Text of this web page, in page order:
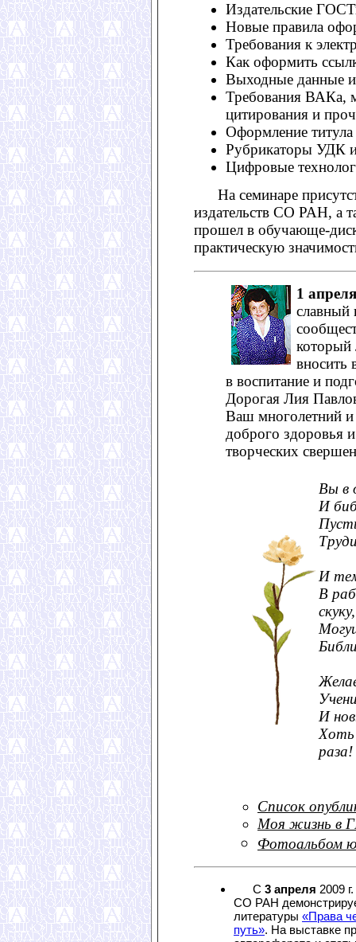
Издательские
Новые правила
Требования к
Как оформить
Выходные данные и
Требования ВАКа,
цитирования и
Оформление титула
Рубрикаторы УДК
Цифровые
На семинаре
издательств СО РАН, а
прошел в обучающе-
практическую
1 апреля
славный
который
вносить
в воспитание и
Дорогая Лия
Ваш многолетний
доброго здоровья
творческих
Вы в
И
И
В
скуку,
И
Хоть
раза!
Список
Моя жизнь в
Фотоальбом
С 3 апреля 2009
СО РАН
литературы «Права
путь». На выставке